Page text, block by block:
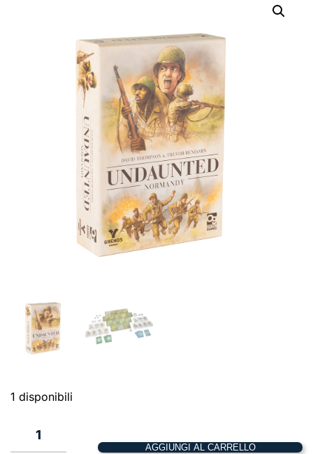
1 disponibili
1
AGGIUNGI AL CARRELLO